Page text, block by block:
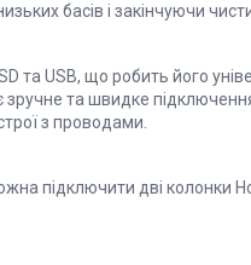
басів і закінчуючи
та USB, що робить його
та швидке
з проводами.
підключити дві колонки